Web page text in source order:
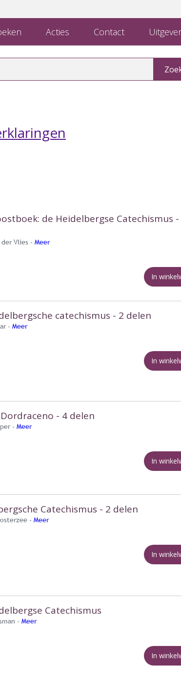
Acties Contact
de Heidelbergse Catechismus -
Vlies - Meer
In
catechismus - 2 delen
- Meer
In
- 4 delen
- Meer
In
Catechismus - 2 delen
- Meer
In
Catechismus
- Meer
In